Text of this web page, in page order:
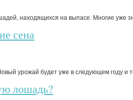
находящихся на выпасе. Многие уже
сена
урожай будет уже в следующем году и
лошадь?